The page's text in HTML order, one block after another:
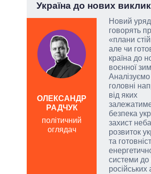
Україна до нових
Новий
говорять
«плани
але чи
країна до
воєнної
Аналізуємо
головні
від яких
безпека
захист
розвиток
та
системи до
російських
ОЛЕКСАНДР
РАДЧУК
політичний
оглядач